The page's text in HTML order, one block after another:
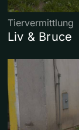
Tiervermittlung
Liv & Bruce